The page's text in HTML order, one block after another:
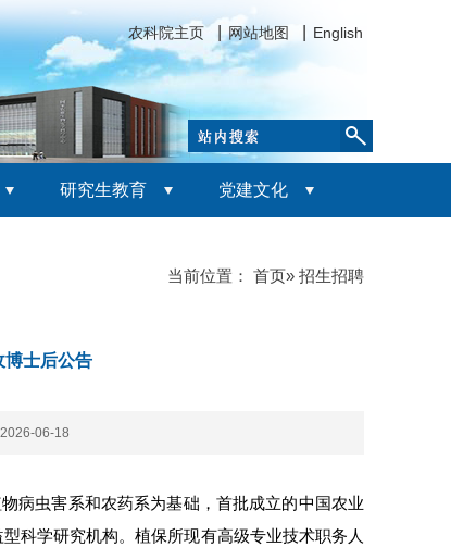
农科院主页 网站地图 English
研究生教育 党建文化
当前位置： 首页» 招生招聘
博士后公告
06-18
病虫害系和农药系为基础，首批成立的中国农业
科学研究机构。植保所现有高级专业技术职务人